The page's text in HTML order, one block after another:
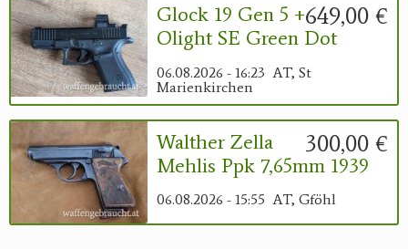
649,00 €
Glock 19 Gen 5 +
Olight SE Green Dot
06.08.2026 - 16:23 AT, St
Marienkirchen
300,00 €
Walther Zella
Mehlis Ppk 7,65mm 1939
06.08.2026 - 15:55 AT, Gföhl